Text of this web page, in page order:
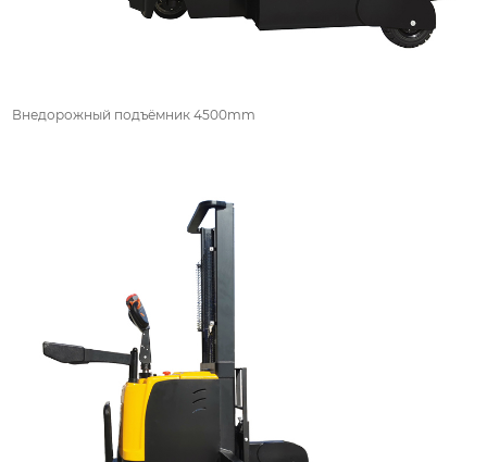
Внедорожный подъёмник 4500mm